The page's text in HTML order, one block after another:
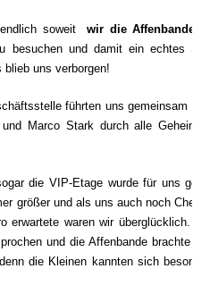
soweit wir die Affenbande
besuchen und damit ein echtes
uns verborgen!
führten uns gemeinsam
Marco Stark durch alle
die VIP-Etage wurde für uns
größer und als uns auch noch
erwartete waren wir überglücklich.
und die Affenbande brachte
die Kleinen kannten sich